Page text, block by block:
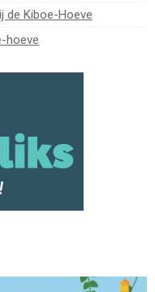
de Kiboe-Hoeve
hoeve